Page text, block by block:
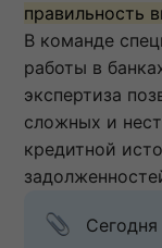
правильность
В команде
работы в
экспертиза
сложных и
кредитной